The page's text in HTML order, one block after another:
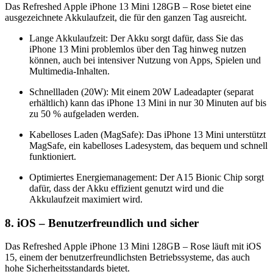
Das Refreshed Apple iPhone 13 Mini 128GB – Rose bietet eine
ausgezeichnete Akkulaufzeit, die für den ganzen Tag ausreicht.
Lange Akkulaufzeit: Der Akku sorgt dafür, dass Sie das
iPhone 13 Mini problemlos über den Tag hinweg nutzen
können, auch bei intensiver Nutzung von Apps, Spielen und
Multimedia-Inhalten.
Schnellladen (20W): Mit einem 20W Ladeadapter (separat
erhältlich) kann das iPhone 13 Mini in nur 30 Minuten auf bis
zu 50 % aufgeladen werden.
Kabelloses Laden (MagSafe): Das iPhone 13 Mini unterstützt
MagSafe, ein kabelloses Ladesystem, das bequem und schnell
funktioniert.
Optimiertes Energiemanagement: Der A15 Bionic Chip sorgt
dafür, dass der Akku effizient genutzt wird und die
Akkulaufzeit maximiert wird.
8. iOS – Benutzerfreundlich und sicher
Das Refreshed Apple iPhone 13 Mini 128GB – Rose läuft mit iOS
15, einem der benutzerfreundlichsten Betriebssysteme, das auch
hohe Sicherheitsstandards bietet.